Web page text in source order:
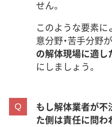
せん。
このような要素
意分野・苦手分野
の解体現場に適し
にしましょう。
もし解体業者が不
た側は責任に問わ